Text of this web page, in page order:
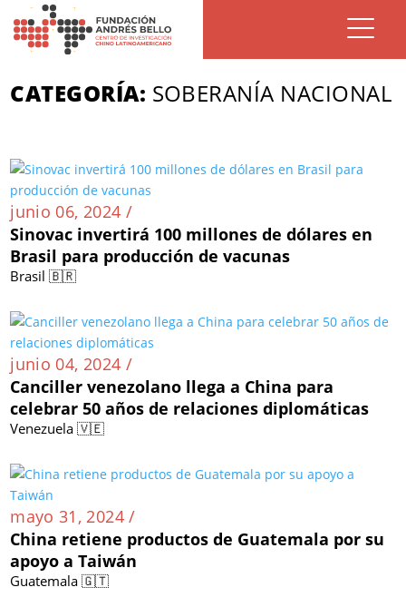
CATEGORÍA: SOBERANÍA NACIONAL
junio 06, 2024 /
Sinovac invertirá 100 millones de dólares en
Brasil para producción de vacunas
Brasil 🇧🇷
junio 04, 2024 /
Canciller venezolano llega a China para
celebrar 50 años de relaciones diplomáticas
Venezuela 🇻🇪
mayo 31, 2024 /
China retiene productos de Guatemala por su
apoyo a Taiwán
Guatemala 🇬🇹